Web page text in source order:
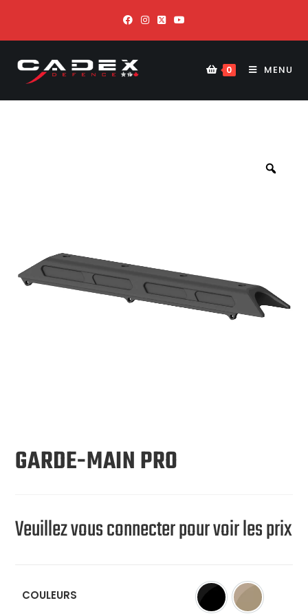
0 MENU
GARDE-MAIN PRO
Veuillez vous connecter pour voir les prix
COULEURS
Noir (BLK) Tan (TAN)